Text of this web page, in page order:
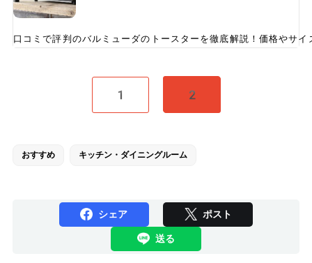
口コミで評判のバルミューダのトースターを徹底解説！価格やサイ
1 2
おすすめ キッチン・ダイニングルーム
シェア ポスト
送る